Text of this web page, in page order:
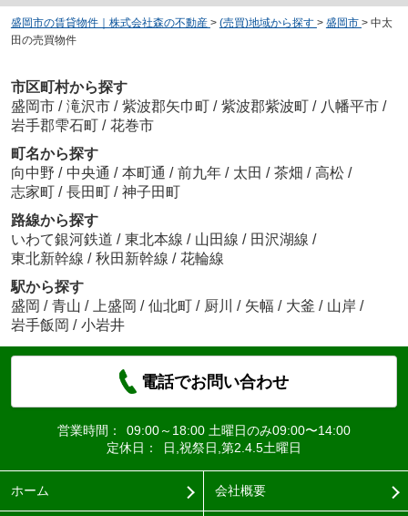
盛岡市の賃貸物件｜株式会社森の不動産 > (売買)地域から探す > 盛岡市 > 中太
田の売買物件
市区町村から探す
盛岡市 / 滝沢市 / 紫波郡矢巾町 / 紫波郡紫波町 / 八幡平市 /
岩手郡雫石町 / 花巻市
町名から探す
向中野 / 中央通 / 本町通 / 前九年 / 太田 / 茶畑 / 高松 /
志家町 / 長田町 / 神子田町
路線から探す
いわて銀河鉄道 / 東北本線 / 山田線 / 田沢湖線 /
東北新幹線 / 秋田新幹線 / 花輪線
駅から探す
盛岡 / 青山 / 上盛岡 / 仙北町 / 厨川 / 矢幅 / 大釜 / 山岸 /
岩手飯岡 / 小岩井
電話でお問い合わせ
営業時間：
09:00～18:00 土曜日のみ09:00〜14:00
定休日：
日,祝祭日,第2.4.5土曜日
ホーム 会社概要